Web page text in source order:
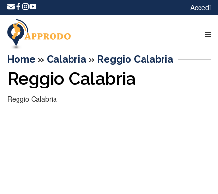
Accedi
Home » Calabria » Reggio Calabria
Reggio Calabria
Reggio Calabria